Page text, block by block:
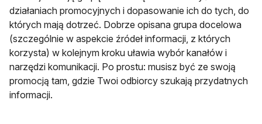
działaniach promocyjnych i dopasowanie ich do tych, do
których mają dotrzeć. Dobrze opisana grupa docelowa
(szczególnie w aspekcie źródeł informacji, z których
korzysta) w kolejnym kroku uławia wybór kanałów i
narzędzi komunikacji. Po prostu: musisz być ze swoją
promocją tam, gdzie Twoi odbiorcy szukają przydatnych
informacji.